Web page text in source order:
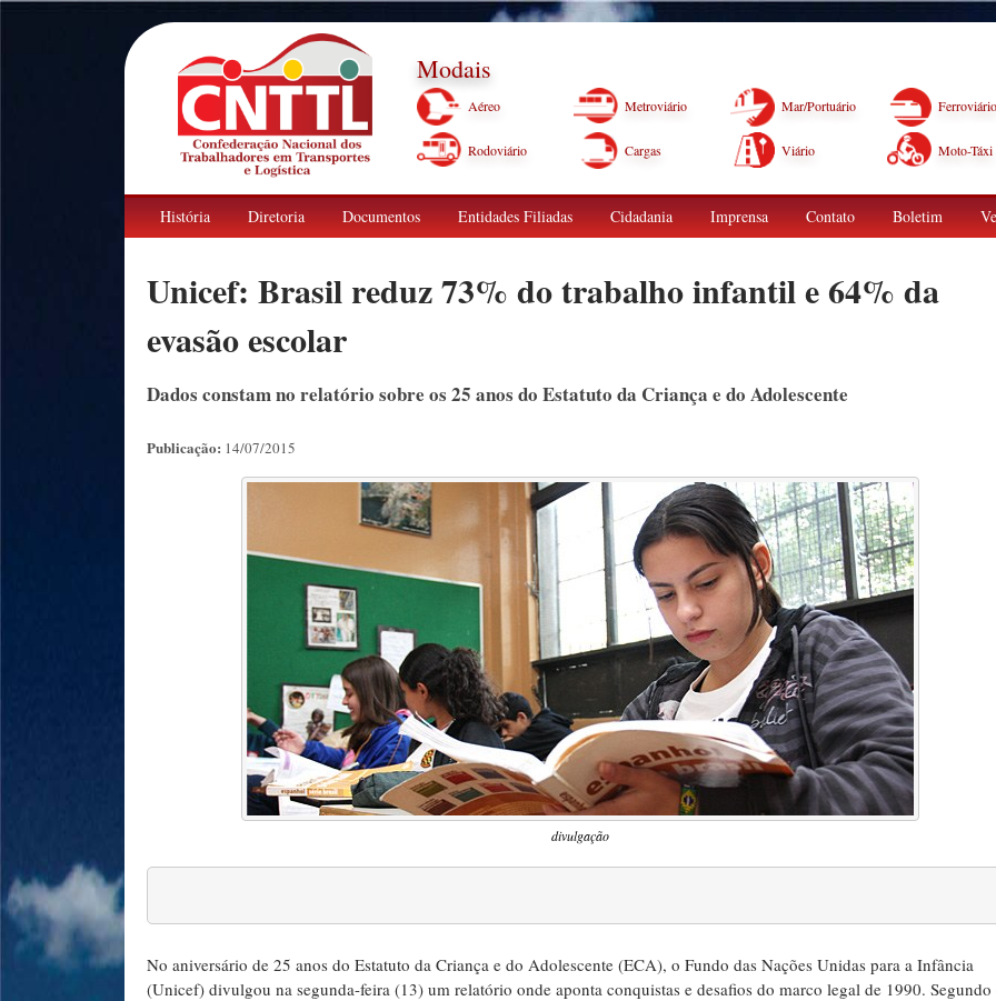
Modais
Aéreo Metroviário Mar/Portuário Ferroviário
Rodoviário Cargas Viário Moto-Táxi
História Diretoria Documentos Entidades Filiadas Cidadania Imprensa Contato Boletim
Unicef: Brasil reduz 73% do trabalho infantil e 64% da
evasão escolar
Dados constam no relatório sobre os 25 anos do Estatuto da Criança e do Adolescente
Publicação: 14/07/2015
divulgação
No aniversário de 25 anos do Estatuto da Criança e do Adolescente (ECA), o Fundo das Nações Unidas para a Infância
(Unicef) divulgou na segunda-feira (13) um relatório onde aponta conquistas e desafios do marco legal de 1990. Segundo